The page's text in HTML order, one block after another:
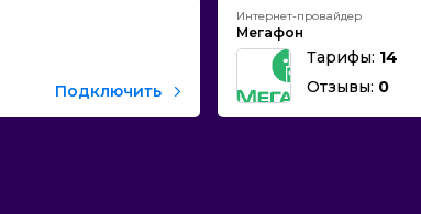
Подключить
Интернет-провайдер
Мегафон
Тарифы: 14
Отзывы: 0